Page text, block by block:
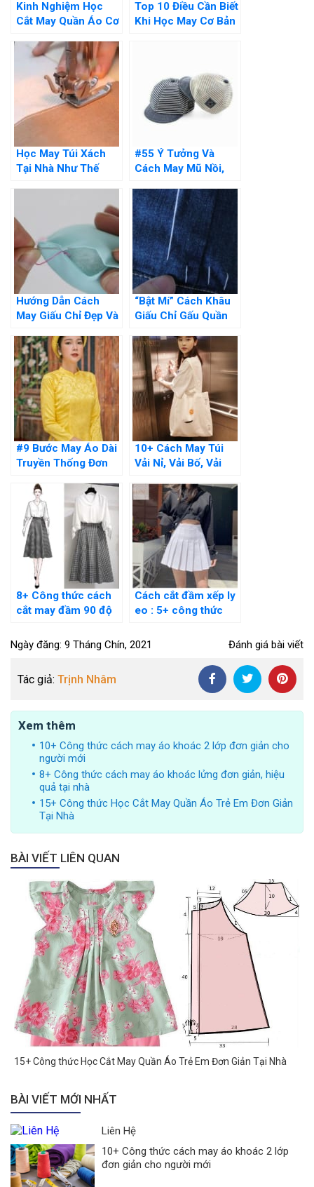
Kinh Nghiệm Học
Cắt May Quần Áo Cơ
Top 10 Điều Cần Biết
Khi Học May Cơ Bản
Học May Túi Xách
Tại Nhà Như Thế
#55 Ý Tưởng Và
Cách May Mũ Nồi,
Turban Cho Bé
Hướng Dẫn Cách
May Giấu Chỉ Đẹp Và
“Bật Mí” Cách Khâu
Giấu Chỉ Gấu Quần
Giản
#9 Bước May Áo Dài
Truyền Thống Đơn
Nhà
10+ Cách May Túi
Vải Nỉ, Vải Bố, Vải
Làm
8+ Công thức cách
cắt may đầm 90 độ
dễ
Cách cắt đầm xếp ly
eo : 5+ công thức
mới
Ngày đăng: 9 Tháng Chín, 2021 Đánh giá bài viết
Tác giả: Trịnh Nhâm
Xem thêm
10+ Công thức cách may áo khoác 2 lớp đơn giản cho
người mới
8+ Công thức cách may áo khoác lửng đơn giản, hiệu
quả tại nhà
15+ Công thức Học Cắt May Quần Áo Trẻ Em Đơn Giản
Tại Nhà
BÀI VIẾT LIÊN QUAN
15+ Công thức Học Cắt May Quần Áo Trẻ Em Đơn Giản Tại Nhà
BÀI VIẾT MỚI NHẤT
Liên Hệ
10+ Công thức cách may áo khoác 2 lớp
đơn giản cho người mới